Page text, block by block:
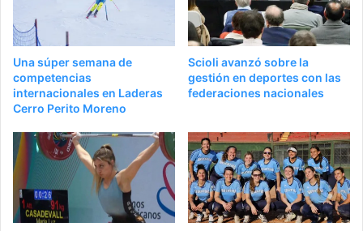
Una súper semana de
competencias
internacionales en Laderas
Cerro Perito Moreno
Scioli avanzó sobre la
gestión en deportes con las
federaciones nacionales